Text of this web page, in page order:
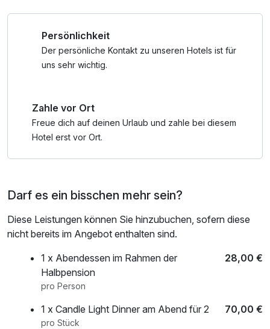
Persönlichkeit
Der persönliche Kontakt zu unseren Hotels ist für
uns sehr wichtig.
Zahle vor Ort
Freue dich auf deinen Urlaub und zahle bei diesem
Hotel erst vor Ort.
Darf es ein bisschen mehr sein?
Diese Leistungen können Sie hinzubuchen, sofern diese
nicht bereits im Angebot enthalten sind.
1 x Abendessen im Rahmen der
Halbpension
28,00 €
pro Person
1 x Candle Light Dinner am Abend für 2 70,00 €
pro Stück